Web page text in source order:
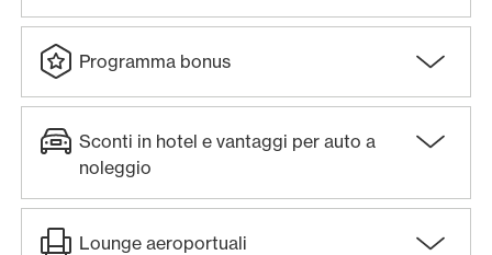
Programma bonus
Sconti in hotel e vantaggi per auto a
noleggio
Lounge aeroportuali